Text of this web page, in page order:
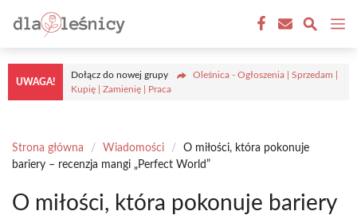
do
treści
UWAGA!
Dołącz do nowej grupy
Oleśnica - Ogłoszenia | Sprzedam |
Kupię | Zamienię | Praca
Strona główna / Wiadomości /
O miłości, która pokonuje
bariery – recenzja mangi „Perfect World”
O miłości, która pokonuje bariery